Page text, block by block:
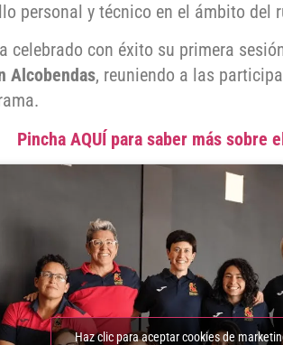
personal y técnico en el ámbito del
celebrado con éxito su primera
Alcobendas, reuniendo a las
Pincha AQUÍ para saber más sobre
Haz clic para aceptar cookies de